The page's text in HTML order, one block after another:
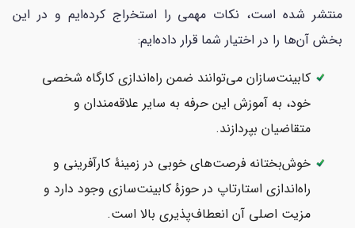
منتشر شده است، نکات مهمی را استخراج کرده‌ایم و در این
بخش آن‌ها را در اختیار شما قرار داده‌ایم:
کابینت‌سازان می‌توانند ضمن راه‌اندازی کارگاه شخصی
خود، به آموزش این حرفه به سایر علاقه‌مندان و
متقاضیان بپردازند.
خوش‌بختانه فرصت‌های خوبی در زمینهٔ کارآفرینی و
راه‌اندازی استارتاپ در حوزهٔ کابینت‌سازی وجود دارد و
مزیت اصلی آن انعطاف‌پذیری بالا است.